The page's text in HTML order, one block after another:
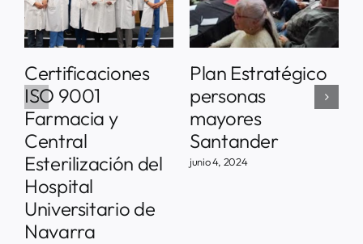
Certificaciones
ISO 9001
Farmacia y
Central
Esterilización del
Hospital
Universitario de
Navarra
Plan Estratégico
personas
mayores
Santander
junio 4, 2024